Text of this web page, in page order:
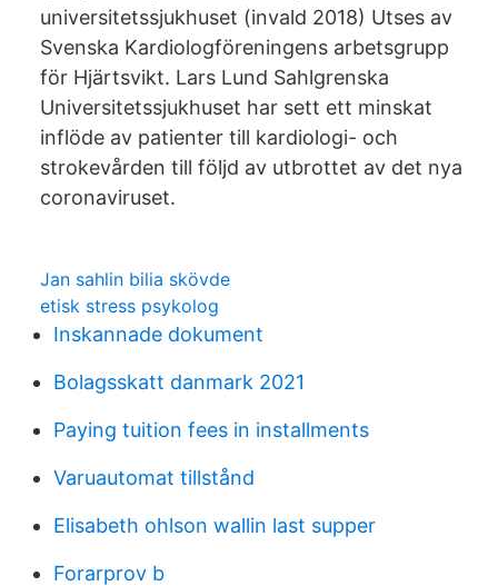
universitetssjukhuset (invald 2018) Utses av
Svenska Kardiologföreningens arbetsgrupp
för Hjärtsvikt. Lars Lund Sahlgrenska
Universitetssjukhuset har sett ett minskat
inflöde av patienter till kardiologi- och
strokevården till följd av utbrottet av det nya
coronaviruset.
Jan sahlin bilia skövde
etisk stress psykolog
Inskannade dokument
Bolagsskatt danmark 2021
Paying tuition fees in installments
Varuautomat tillstånd
Elisabeth ohlson wallin last supper
Forarprov b